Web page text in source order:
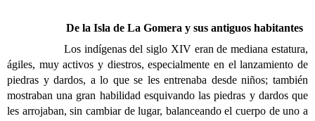
De la Isla de La Gomera y sus antiguos habitantes
Los indígenas del siglo XIV eran de mediana estatura,
ágiles, muy activos y diestros, especialmente en el lanzamiento de
piedras y dardos, a lo que se les entrenaba desde niños; también
mostraban una gran habilidad esquivando las piedras y dardos que
les arrojaban, sin cambiar de lugar, balanceando el cuerpo de uno a